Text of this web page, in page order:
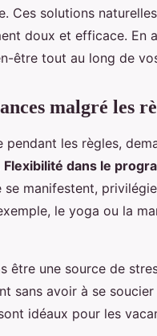
Ces solutions
doux et efficace. En
être tout au long de
malgré les
les règles,
Flexibilité dans le
manifestent,
le yoga ou la
être une source de
sans avoir à se
idéaux pour les